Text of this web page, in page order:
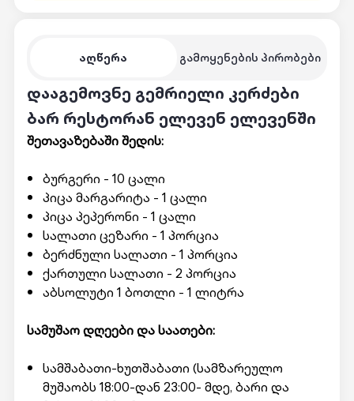
აღწერა გამოყენების პირობები
დააგემოვნე გემრიელი კერძები
ბარ რესტორან ელევენ ელევენში
შეთავაზებაში შედის:
ბურგერი - 10 ცალი
პიცა მარგარიტა - 1 ცალი
პიცა პეპერონი - 1 ცალი
სალათი ცეზარი - 1 პორცია
ბერძნული სალათი - 1 პორცია
ქართული სალათი - 2 პორცია
აბსოლუტი 1 ბოთლი - 1 ლიტრა
სამუშაო დღეები და საათები:
სამშაბათი-ხუთშაბათი (სამზარეულო
მუშაობს 18:00-დან 23:00- მდე, ბარი და